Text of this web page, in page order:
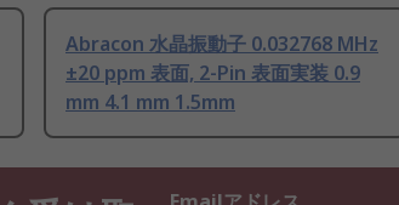
Abracon 水晶振動子 0.032768 MHz
±20 ppm 表面, 2-Pin 表面実装 0.9
mm 4.1 mm 1.5mm